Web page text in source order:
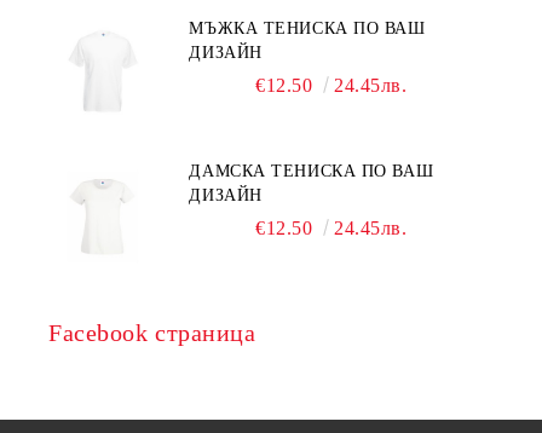
МЪЖКА ТЕНИСКА ПО ВАШ
ДИЗАЙН
€12.50 24.45лв.
ДАМСКА ТЕНИСКА ПО ВАШ
ДИЗАЙН
€12.50 24.45лв.
Facebook страница